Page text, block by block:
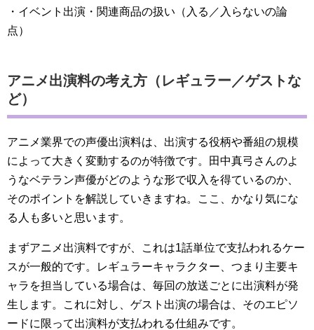
・イベント出演・関連商品の扱い（入る／入らないの論
点）
アニメ出演料の考え方（レギュラー／ゲストな
ど）
アニメ業界での声優出演料は、出演する役柄や番組の規模
によって大きく変動するのが特徴です。田中真弓さんのよ
うなベテラン声優がどのような形で収入を得ているのか、
そのポイントを解説していきますね。ここ、かなり気にな
る人も多いと思います。
まずアニメ出演料ですが、これは1話単位で支払われるケー
スが一般的です。レギュラーキャラクター、つまり主要キ
ャラを担当している場合は、毎回の放送ごとに出演料が発
生します。これに対し、ゲスト出演の場合は、そのエピソ
ードに限って出演料が支払われる仕組みです。